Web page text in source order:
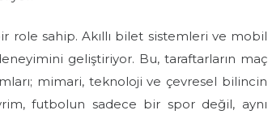
role sahip. Akıllı bilet sistemleri ve mobil
geliştiriyor. Bu, taraftarların maç
mimari, teknoloji ve çevresel bilincin
futbolun sadece bir spor değil, aynı